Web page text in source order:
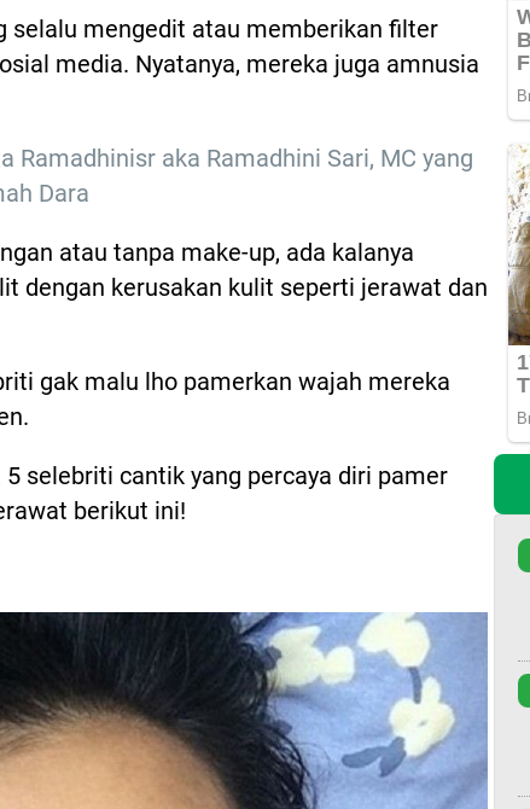
selalu mengedit atau memberikan filter
media. Nyatanya, mereka juga amnusia
Ramadhinisr aka Ramadhini Sari, MC yang
Dara
atau tanpa make-up, ada kalanya
dengan kerusakan kulit seperti jerawat dan
gak malu lho pamerkan wajah mereka
selebriti cantik yang percaya diri pamer
berikut ini!